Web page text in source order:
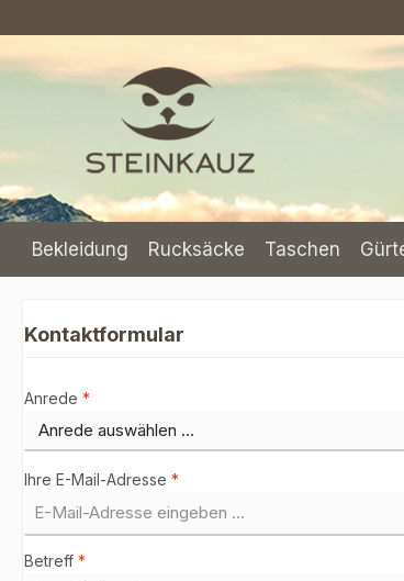
Bekleidung Rucksäcke Taschen
Kontaktformular
Anrede *
Ihre E-Mail-Adresse *
Betreff *